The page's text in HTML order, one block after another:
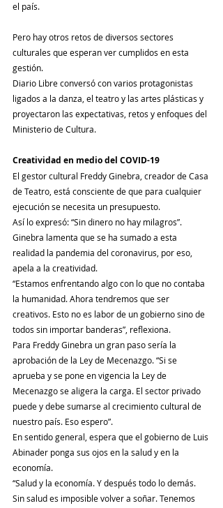
el país.
Pero hay otros retos de diversos sectores
culturales que esperan ver cumplidos en esta
gestión.
Diario Libre conversó con varios protagonistas
ligados a la danza, el teatro y las artes plásticas y
proyectaron las expectativas, retos y enfoques del
Ministerio de Cultura.
Creatividad en medio del COVID-19
El gestor cultural Freddy Ginebra, creador de Casa
de Teatro, está consciente de que para cualquier
ejecución se necesita un presupuesto.
Así lo expresó: “Sin dinero no hay milagros”.
Ginebra lamenta que se ha sumado a esta
realidad la pandemia del coronavirus, por eso,
apela a la creatividad.
“Estamos enfrentando algo con lo que no contaba
la humanidad. Ahora tendremos que ser
creativos. Esto no es labor de un gobierno sino de
todos sin importar banderas”, reflexiona.
Para Freddy Ginebra un gran paso sería la
aprobación de la Ley de Mecenazgo. “Si se
aprueba y se pone en vigencia la Ley de
Mecenazgo se aligera la carga. El sector privado
puede y debe sumarse al crecimiento cultural de
nuestro país. Eso espero”.
En sentido general, espera que el gobierno de Luis
Abinader ponga sus ojos en la salud y en la
economía.
“Salud y la economía. Y después todo lo demás.
Sin salud es imposible volver a soñar. Tenemos